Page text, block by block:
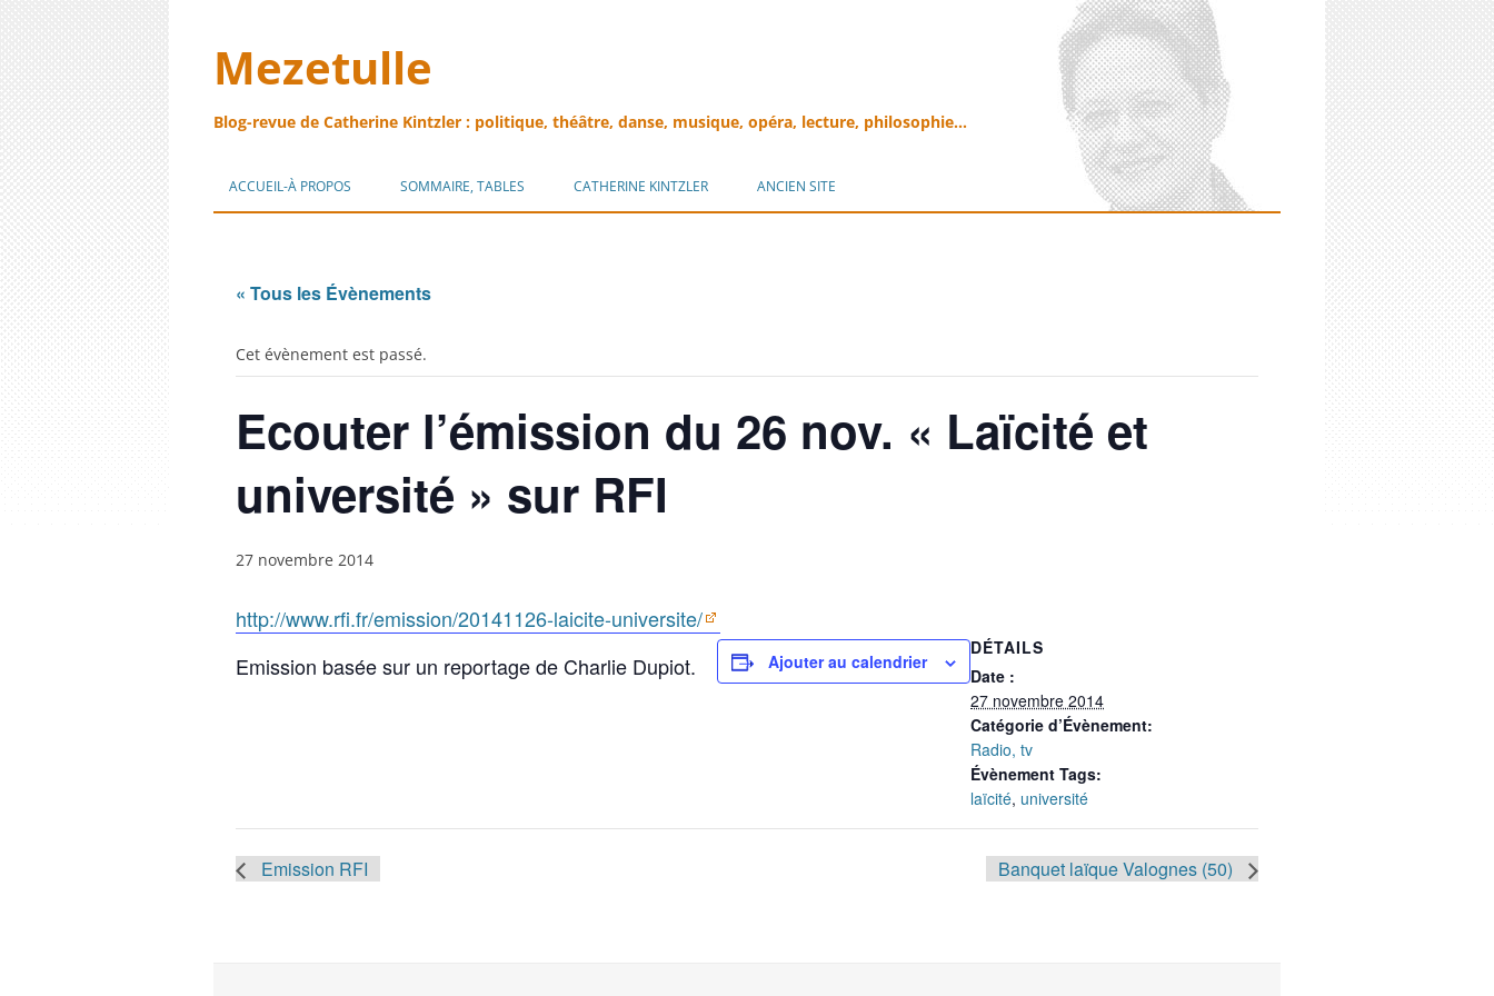
Mezetulle
Blog-revue de Catherine Kintzler : politique, théâtre, danse, musique, opéra, lecture, philosophie…
au
ACCUEIL-À PROPOS SOMMAIRE, TABLES CATHERINE KINTZLER ANCIEN SITE
« Tous les Évènements
Cet évènement est passé.
Ecouter l’émission du 26 nov. « Laïcité et
université » sur RFI
27 novembre 2014
http://www.rfi.fr/emission/20141126-laicite-universite/
Emission basée sur un reportage de Charlie Dupiot.
Ajouter au calendrier
DÉTAILS
Date :
27 novembre 2014
Catégorie d’Évènement:
Radio, tv
Évènement Tags:
laïcité, université
Emission RFI Banquet laïque Valognes (50)